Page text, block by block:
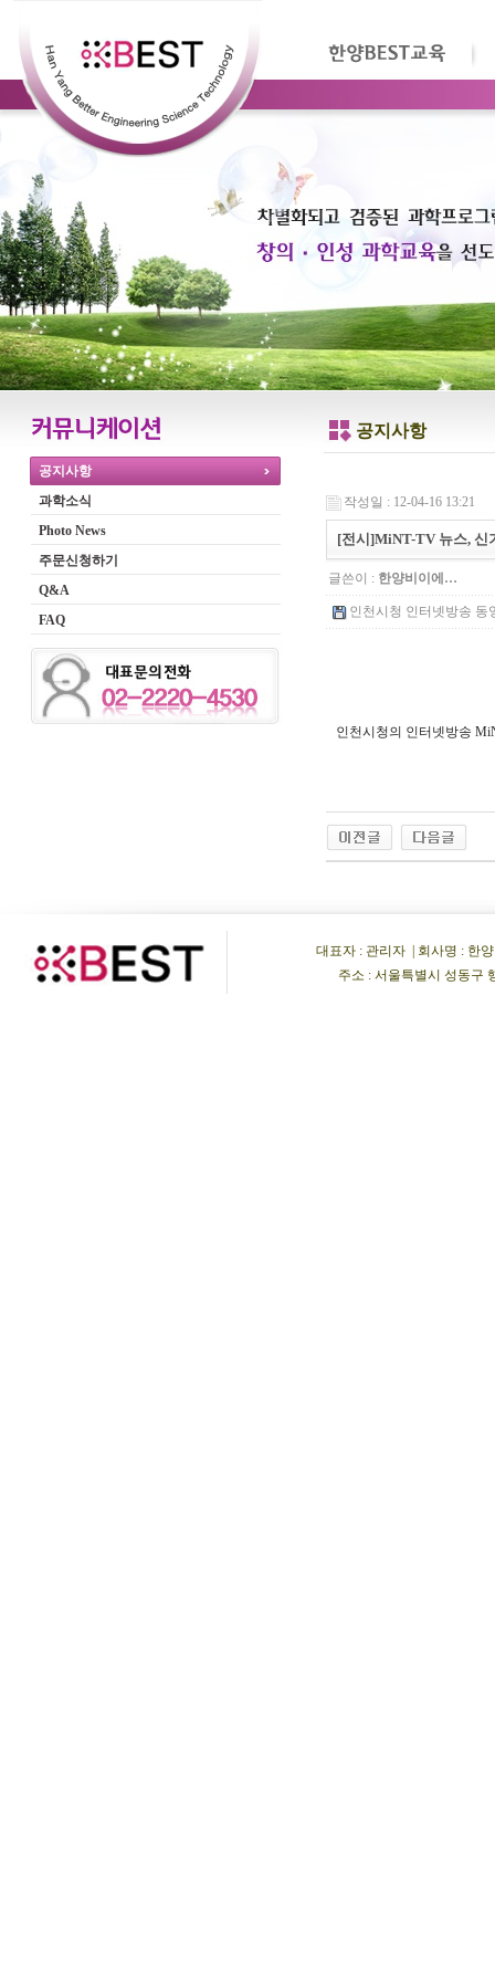
공지사항
과학소식
Photo News
주문신청하기
Q&A
FAQ
공지사항
작성일 : 12-04-16 13:21
[전시]MiNT-TV 뉴스, 신
글쓴이 : 한양비이에…
인천시청 인터넷방송 동
인천시청의 인터넷방송
대표자 : 관리자 | 회사명 : 한양
주소 : 서울특별시 성동구